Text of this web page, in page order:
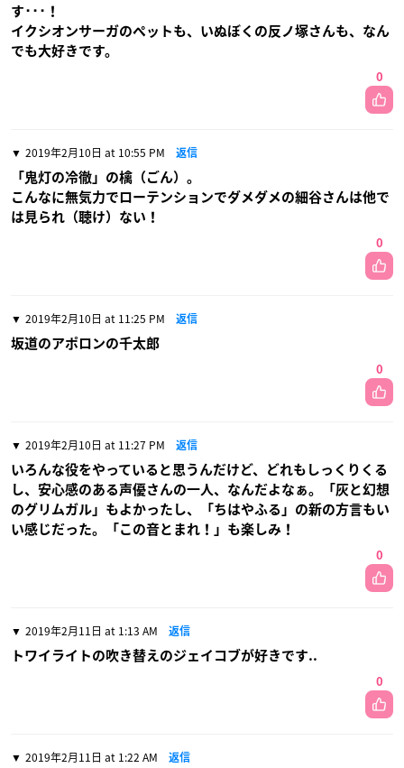
す･･･！
イクシオンサーガのペットも、いぬぼくの反ノ塚さんも、なん
でも大好きです。
0
2019年2月10日 at 10:55 PM 返信
「鬼灯の冷徹」の檎（ごん）。
こんなに無気力でローテンションでダメダメの細谷さんは他で
は見られ（聴け）ない！
0
2019年2月10日 at 11:25 PM 返信
坂道のアポロンの千太郎
0
2019年2月10日 at 11:27 PM 返信
いろんな役をやっていると思うんだけど、どれもしっくりくる
し、安心感のある声優さんの一人、なんだよなぁ。「灰と幻想
のグリムガル」もよかったし、「ちはやふる」の新の方言もい
い感じだった。「この音とまれ！」も楽しみ！
0
2019年2月11日 at 1:13 AM 返信
トワイライトの吹き替えのジェイコブが好きです..
0
2019年2月11日 at 1:22 AM 返信